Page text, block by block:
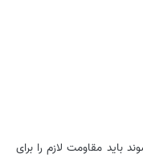
باید مقاومت لازم را برای